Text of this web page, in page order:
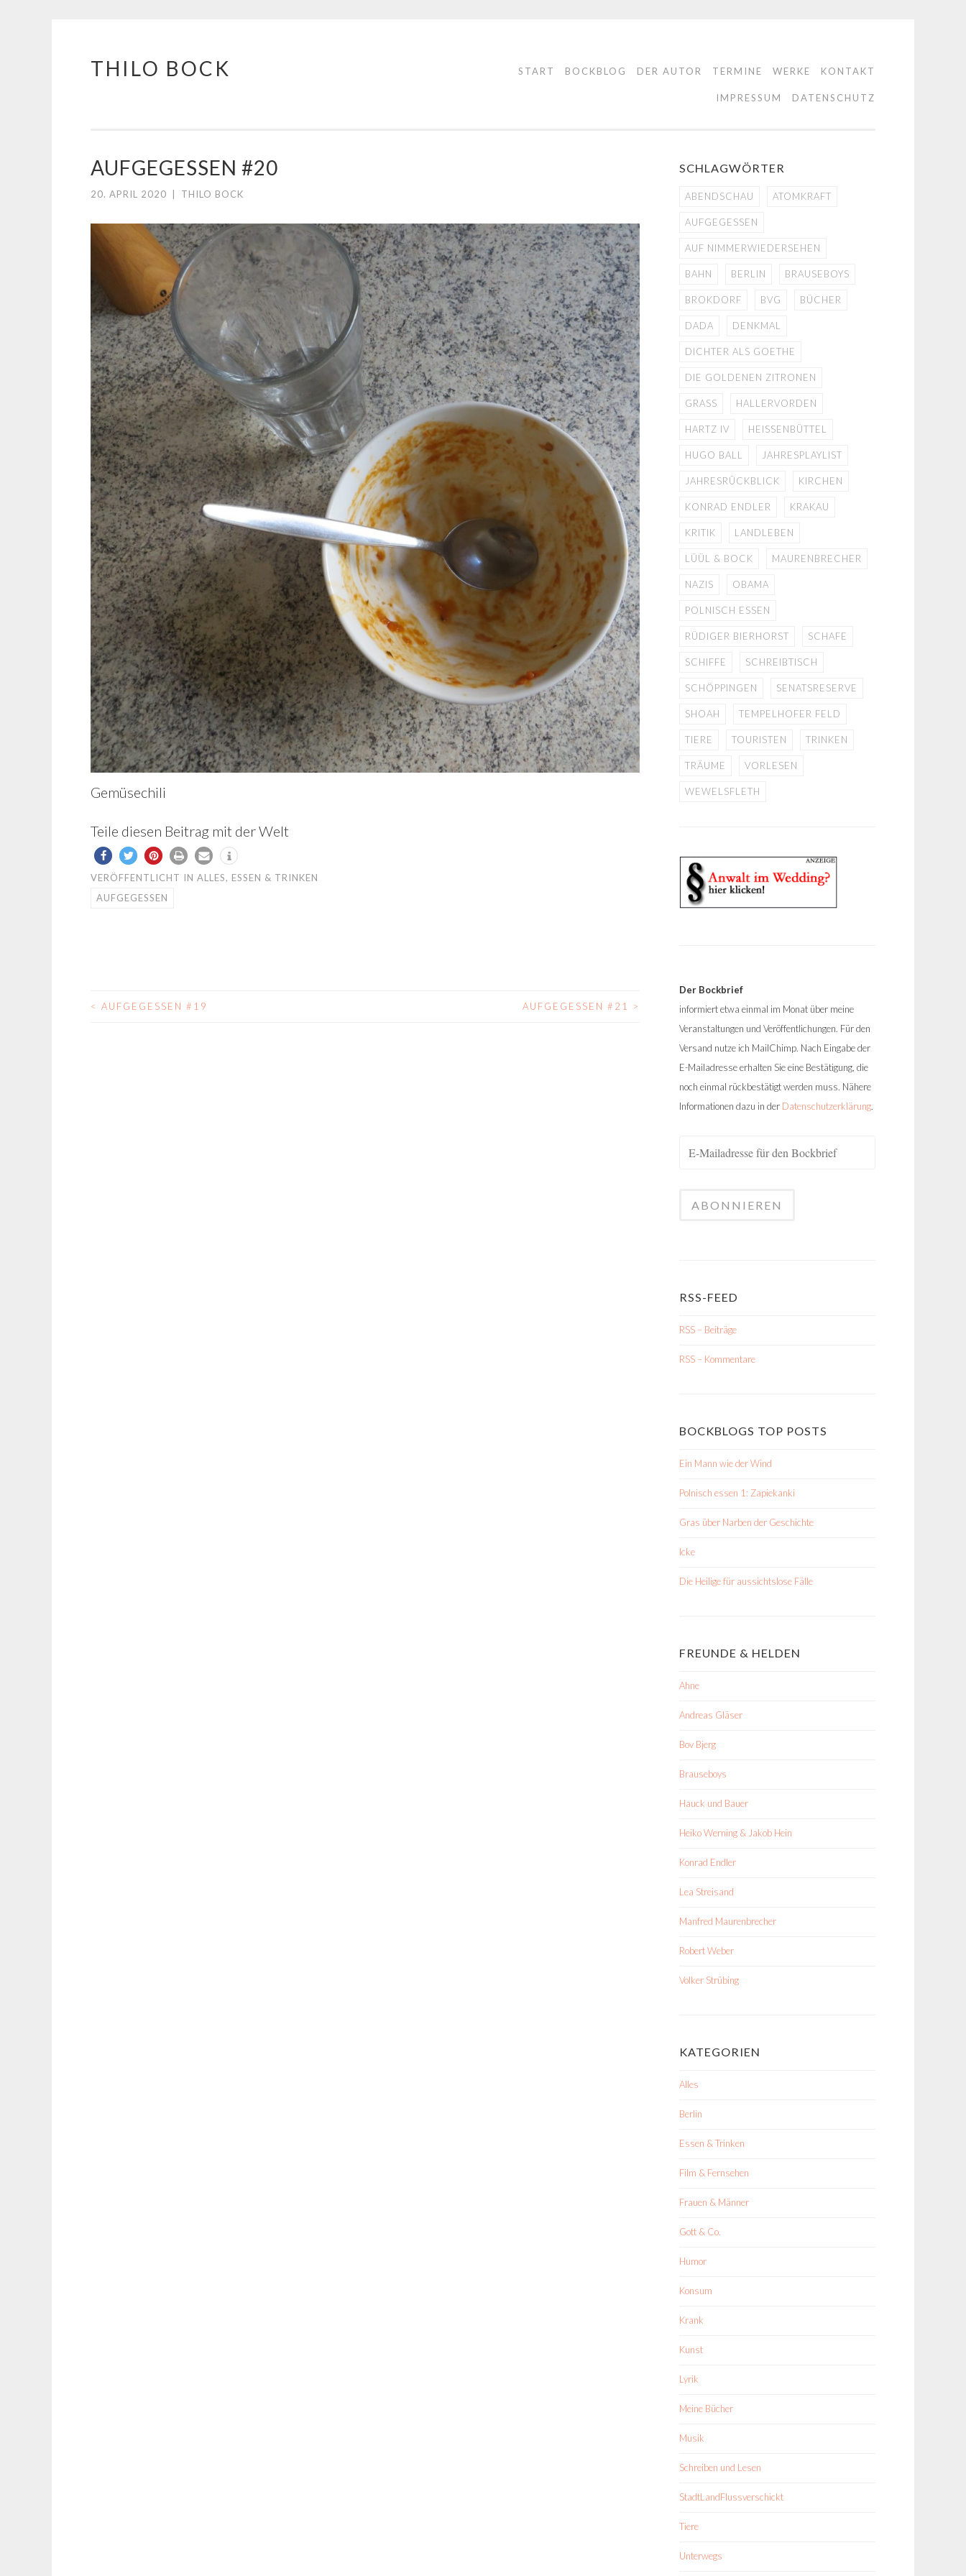
Springe
THILO BOCK START BOCKBLOG DER AUTOR TERMINE WERKE KONTAKT
IMPRESSUM DATENSCHUTZ
AUFGEGESSEN #20
20. APRIL 2020 THILO BOCK
Gemüsechili
Teile diesen Beitrag mit der Welt
VERÖFFENTLICHT IN ALLES, ESSEN & TRINKEN
AUFGEGESSEN
BEITRAGS-
< AUFGEGESSEN #19 AUFGEGESSEN #21 >
SCHLAGWÖRTER
ABENDSCHAU ATOMKRAFT
AUFGEGESSEN
AUF NIMMERWIEDERSEHEN
BAHN BERLIN BRAUSEBOYS
BROKDORF BVG BÜCHER
DADA DENKMAL
DICHTER ALS GOETHE
DIE GOLDENEN ZITRONEN
GRASS HALLERVORDEN
HARTZ IV HEISSENBÜTTEL
HUGO BALL JAHRESPLAYLIST
JAHRESRÜCKBLICK KIRCHEN
KONRAD ENDLER KRAKAU
KRITIK LANDLEBEN
LÜÜL & BOCK MAURENBRECHER
NAZIS OBAMA
POLNISCH ESSEN
RÜDIGER BIERHORST SCHAFE
SCHIFFE SCHREIBTISCH
SCHÖPPINGEN SENATSRESERVE
SHOAH TEMPELHOFER FELD
TIERE TOURISTEN TRINKEN
TRÄUME VORLESEN
WEWELSFLETH
Der Bockbrief
informiert etwa einmal im Monat über meine
Veranstaltungen und Veröffentlichungen. Für den
Versand nutze ich MailChimp. Nach Eingabe der
E-Mailadresse erhalten Sie eine Bestätigung, die
noch einmal rückbestätigt werden muss. Nähere
Informationen dazu in der Datenschutzerklärung.
RSS-FEED
RSS – Beiträge
RSS – Kommentare
BOCKBLOGS TOP POSTS
Ein Mann wie der Wind
Polnisch essen 1: Zapiekanki
Gras über Narben der Geschichte
Icke
Die Heilige für aussichtslose Fälle
FREUNDE & HELDEN
Ahne
Andreas Gläser
Bov Bjerg
Brauseboys
Hauck und Bauer
Heiko Werning & Jakob Hein
Konrad Endler
Lea Streisand
Manfred Maurenbrecher
Robert Weber
Volker Strübing
KATEGORIEN
Alles
Berlin
Essen & Trinken
Film & Fernsehen
Frauen & Männer
Gott & Co.
Humor
Konsum
Krank
Kunst
Lyrik
Meine Bücher
Musik
Schreiben und Lesen
StadtLandFlussverschickt
Tiere
Unterwegs